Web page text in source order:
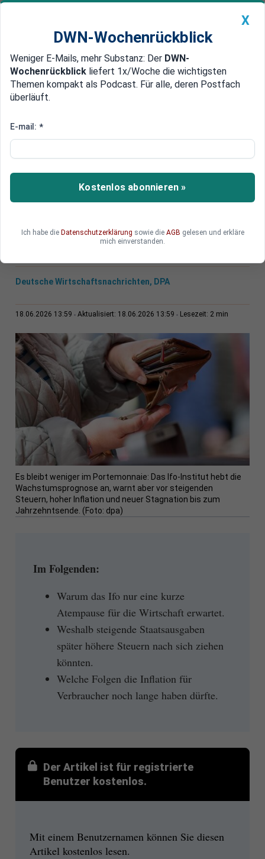
Newsticker MEIN DWN: Geldanlage Premium
Edelmetalle DWN-Magazin China
Inflation bleibt hartnäckig: Ifo
Die deutsche Wirtschaft steckt in der längsten
Stagnationsphase seit 1949 fest. Mit dem
erhofften Kriegsende im Iran hellen sich die
vorübergehend.
Deutsche Wirtschaftsnachrichten, DPA
18.06.2026 13:59 Aktualisiert: 18.06.2026 13:59 Lesezeit: 2 min
Es bleibt weniger im Portemonnaie: Das Ifo-Institut hebt die
Wachstumsprognose an, warnt aber vor steigenden
Steuern, hoher Inflation und neuer Stagnation bis zum
Jahrzehntsende. (Foto: dpa)
Im Folgenden:
Warum das Ifo nur eine kurze
Atempause für die Wirtschaft erwartet.
Weshalb steigende Staatsausgaben
später höhere Steuern nach sich ziehen
könnten.
Welche Folgen die Inflation für
Verbraucher noch lange haben dürfte.
Der Artikel ist für registrierte
Benutzer kostenlos.
Mit einem Benutzernamen können Sie diesen
Artikel kostenlos lesen.
X
DWN-Wochenrückblick
Weniger E-Mails, mehr Substanz: Der DWN-
Wochenrückblick liefert 1x/Woche die wichtigsten
Themen kompakt als Podcast. Für alle, deren Postfach
überläuft.
E-mail: *
Kostenlos abonnieren »
Ich habe die Datenschutzerklärung sowie die AGB gelesen und erkläre
mich einverstanden.